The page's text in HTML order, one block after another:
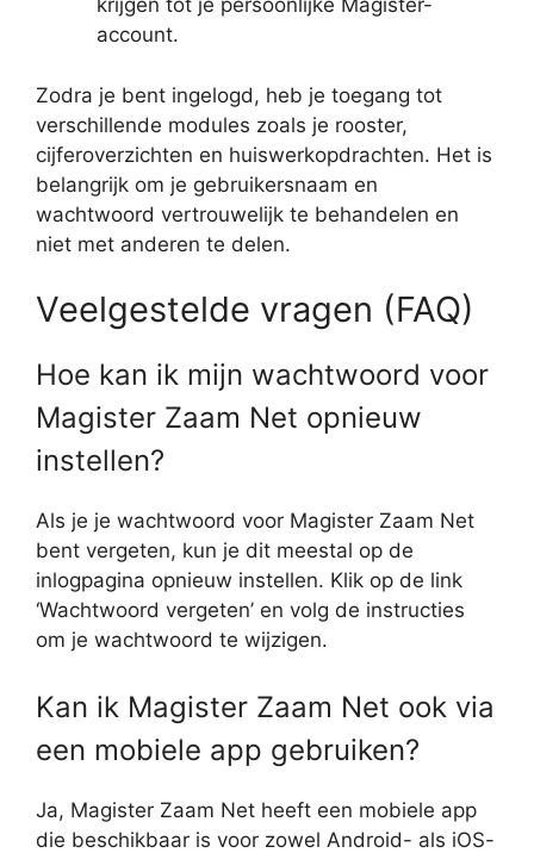
krijgen tot je persoonlijke Magister-
account.
Zodra je bent ingelogd, heb je toegang tot
verschillende modules zoals je rooster,
cijferoverzichten en huiswerkopdrachten. Het is
belangrijk om je gebruikersnaam en
wachtwoord vertrouwelijk te behandelen en
niet met anderen te delen.
Veelgestelde vragen (FAQ)
Hoe kan ik mijn wachtwoord voor
Magister Zaam Net opnieuw
instellen?
Als je je wachtwoord voor Magister Zaam Net
bent vergeten, kun je dit meestal op de
inlogpagina opnieuw instellen. Klik op de link
‘Wachtwoord vergeten’ en volg de instructies
om je wachtwoord te wijzigen.
Kan ik Magister Zaam Net ook via
een mobiele app gebruiken?
Ja, Magister Zaam Net heeft een mobiele app
die beschikbaar is voor zowel Android- als iOS-